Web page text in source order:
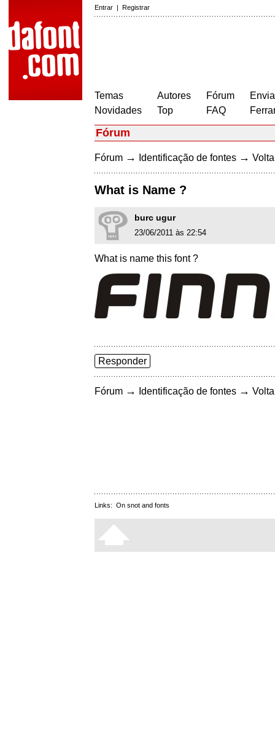
Entrar | Registrar
Temas
Novidades
Autores
Top
Fórum
FAQ
Fórum
Fórum → Identificação de fontes →
What is Name ?
burc ugur
23/06/2011 às 22:54
What is name this font ?
Responder
Fórum → Identificação de fontes →
Links: On snot and fonts